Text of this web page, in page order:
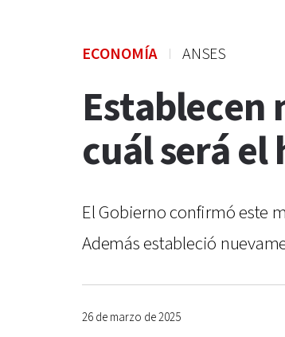
ECONOMÍA ANSES
Establecen
cuál será
El Gobierno confirmó este
Además estableció
26 de marzo de 2025